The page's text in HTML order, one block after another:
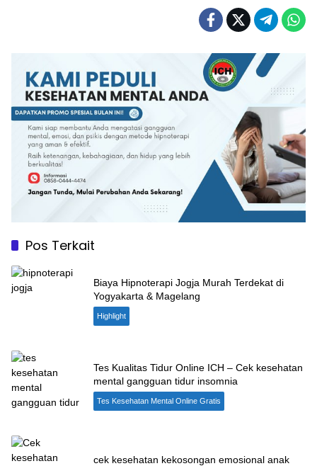
Pos Terkait
Biaya Hipnoterapi Jogja Murah Terdekat di
Yogyakarta & Magelang
Highlight
Tes Kualitas Tidur Online ICH – Cek kesehatan
mental gangguan tidur insomnia
Tes Kesehatan Mental Online Gratis
cek kesehatan kekosongan emosional anak